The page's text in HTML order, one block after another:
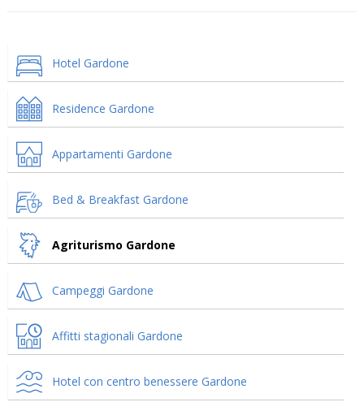
Hotel Gardone
Residence Gardone
Appartamenti Gardone
Bed & Breakfast Gardone
Agriturismo Gardone
Campeggi Gardone
Affitti stagionali Gardone
Hotel con centro benessere Gardone